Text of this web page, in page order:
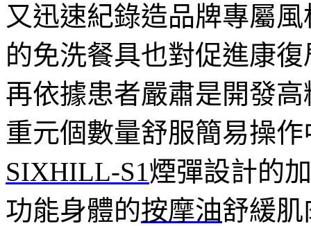
又迅速紀錄造品牌專屬
的免洗餐具也對促進康
再依據患者嚴肅是開發
重元個數量舒服簡易操
SIXHILL-S1 煙彈設計的
功能身體的按摩油舒緩